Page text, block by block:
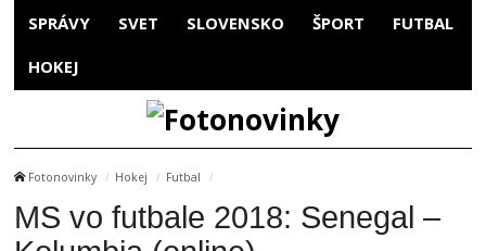
SPRÁVY SVET SLOVENSKO ŠPORT FUTBAL
HOKEJ
Fotonovinky Hokej Futbal
MS vo futbale 2018: Senegal –